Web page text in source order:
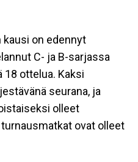
kausi on edennyt
C- ja B-sarjassa
ottelua. Kaksi
seurana, ja
olleet
ovat olleet